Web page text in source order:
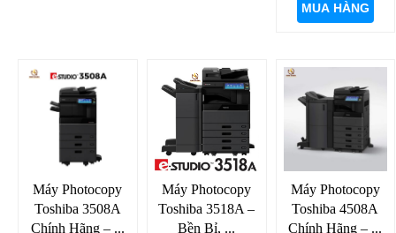
MUA HÀNG
Máy Photocopy
Toshiba 3508A
Chính Hãng – ...
Máy Photocopy
Toshiba 3518A –
Bền Bỉ, ...
Máy Photocopy
Toshiba 4508A
Chính Hãng – ...